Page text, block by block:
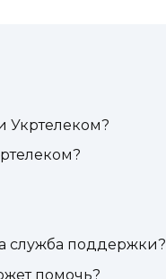
Укртелеком?
служба поддержки?
помочь?